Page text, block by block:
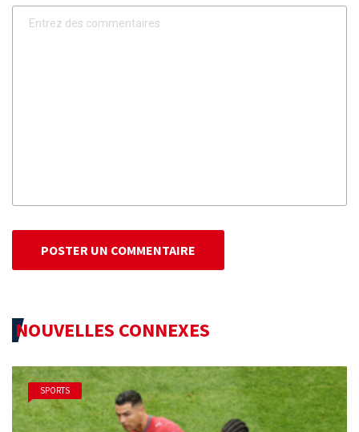
POSTER UN COMMENTAIRE
NOUVELLES CONNEXES
SPORTS